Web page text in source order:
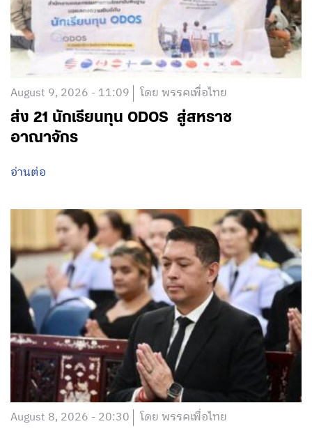
August 9, 2026 - 11:09 โดย พรรคเพื่อไทย
ส่ง 21 นักเรียนทุน ODOS สู่สหราช
อาณาจักร
อ่านต่อ
August 8, 2026 - 20:30 โดย พรรคเพื่อไทย